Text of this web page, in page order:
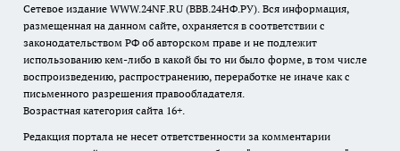
Сетевое издание WWW.24NF.RU (ВВВ.24НФ.РУ). Вся информация,
размещенная на данном сайте, охраняется в соответствии с
законодательством РФ об авторском праве и не подлежит
использованию кем-либо в какой бы то ни было форме, в том числе
воспроизведению, распространению, переработке не иначе как с
письменного разрешения правообладателя.
Возрастная категория сайта 16+.
Редакция портала не несет ответственности за комментарии